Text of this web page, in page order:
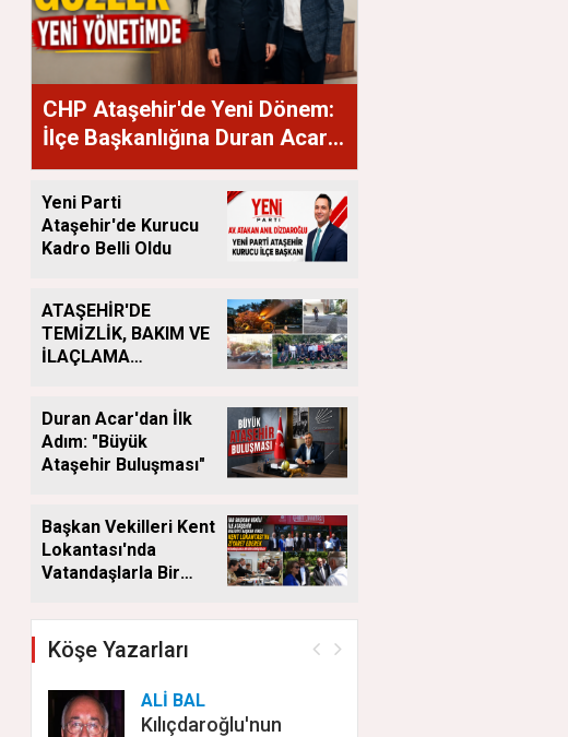
CHP Ataşehir'de Yeni Dönem:
İlçe Başkanlığına Duran Acar
Atandı
Yeni Parti
Ataşehir'de Kurucu
Kadro Belli Oldu
ATAŞEHİR'DE
TEMİZLİK, BAKIM VE
İLAÇLAMA
Duran Acar'dan İlk
Adım: "Büyük
Ataşehir Buluşması"
Başkan Vekilleri Kent
Lokantası'nda
Vatandaşlarla Bir
Köşe Yazarları
ALİ BAL
Kılıçdaroğlu'nun